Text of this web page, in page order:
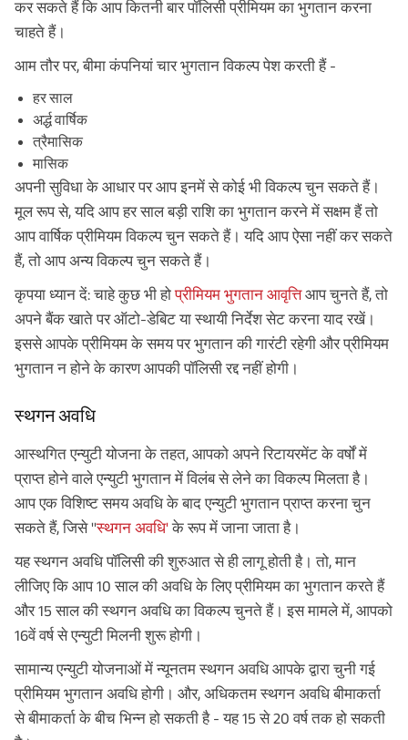
कर सकते हैं कि आप कितनी बार पॉलिसी प्रीमियम का भुगतान करना
चाहते हैं।
आम तौर पर, बीमा कंपनियां चार भुगतान विकल्प पेश करती हैं -
हर साल
अर्द्ध वार्षिक
त्रैमासिक
मासिक
अपनी सुविधा के आधार पर आप इनमें से कोई भी विकल्प चुन सकते हैं।
मूल रूप से, यदि आप हर साल बड़ी राशि का भुगतान करने में सक्षम हैं तो
आप वार्षिक प्रीमियम विकल्प चुन सकते हैं। यदि आप ऐसा नहीं कर सकते
हैं, तो आप अन्य विकल्प चुन सकते हैं।
कृपया ध्यान दें: चाहे कुछ भी होप्रीमियम भुगतान आवृत्तिआप चुनते हैं, तो
अपने बैंक खाते पर ऑटो-डेबिट या स्थायी निर्देश सेट करना याद रखें।
इससे आपके प्रीमियम के समय पर भुगतान की गारंटी रहेगी और प्रीमियम
भुगतान न होने के कारण आपकी पॉलिसी रद्द नहीं होगी।
स्थगन अवधि
आस्थगित एन्युटी योजना के तहत, आपको अपने रिटायरमेंट के वर्षों में
प्राप्त होने वाले एन्युटी भुगतान में विलंब से लेने का विकल्प मिलता है।
आप एक विशिष्ट समय अवधि के बाद एन्युटी भुगतान प्राप्त करना चुन
सकते हैं, जिसे ''स्थगन अवधि'के रूप में जाना जाता है।
यह स्थगन अवधि पॉलिसी की शुरुआत से ही लागू होती है। तो, मान
लीजिए कि आप 10 साल की अवधि के लिए प्रीमियम का भुगतान करते हैं
और 15 साल की स्थगन अवधि का विकल्प चुनते हैं। इस मामले में, आपको
16वें वर्ष से एन्युटी मिलनी शुरू होगी।
सामान्य एन्युटी योजनाओं में न्यूनतम स्थगन अवधि आपके द्वारा चुनी गई
प्रीमियम भुगतान अवधि होगी। और, अधिकतम स्थगन अवधि बीमाकर्ता
से बीमाकर्ता के बीच भिन्न हो सकती है - यह 15 से 20 वर्ष तक हो सकती